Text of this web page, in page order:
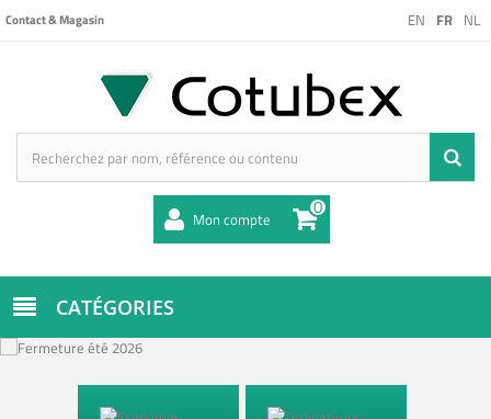
EN FR NL
Contact & Magasin
Mon compte 0
CATÉGORIES